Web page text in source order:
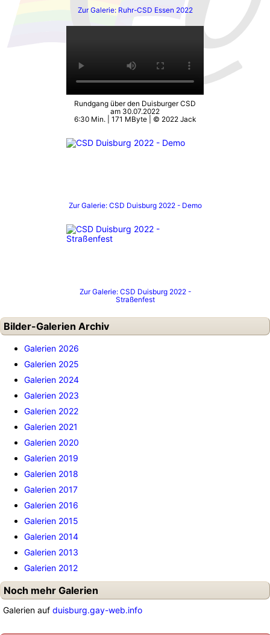
Zur Galerie: Ruhr-CSD Essen 2022
Rundgang über den Duisburger CSD
am 30.07.2022
6:30 Min. | 171 MByte | © 2022 Jack
Zur Galerie: CSD Duisburg 2022 - Demo
Zur Galerie: CSD Duisburg 2022 -
Straßenfest
Bilder-Galerien Archiv
Galerien 2026
Galerien 2025
Galerien 2024
Galerien 2023
Galerien 2022
Galerien 2021
Galerien 2020
Galerien 2019
Galerien 2018
Galerien 2017
Galerien 2016
Galerien 2015
Galerien 2014
Galerien 2013
Galerien 2012
Noch mehr Galerien
Galerien auf duisburg.gay-web.info